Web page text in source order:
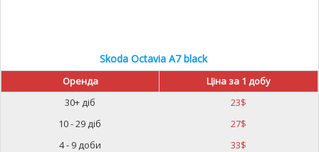
Skoda Octavia A7 black
Оренда
Ціна за 1 добу
30+ діб
23$
10 - 29 діб
27$
4 - 9 доби
33$